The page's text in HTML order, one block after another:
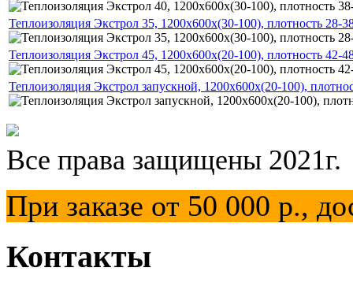
Теплоизоляция Экстрол 35, 1200х600х(30-100), плотность 28-
Теплоизоляция Экстрол 45, 1200х600х(20-100), плотность 42-
Теплоизоляция Экстрол запускной, 1200х600х(20-100),
Все права защищены 2021г.
При заказе от 50 000 р.,
Контакты